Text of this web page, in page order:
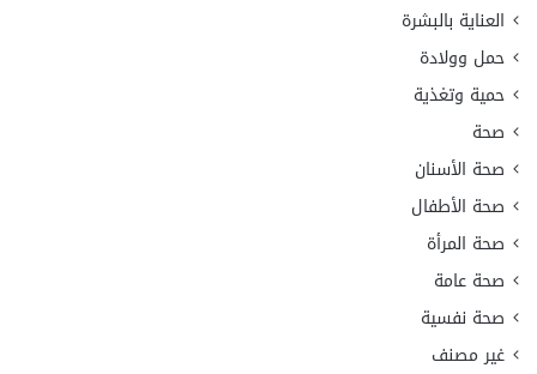
العناية بالبشرة
حمل وولادة
حمية وتغذية
صحة
صحة الأسنان
صحة الأطفال
صحة المرأة
صحة عامة
صحة نفسية
غير مصنف